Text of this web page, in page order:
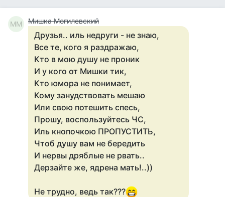
ММ Мишка Могилевский
Друзья.. иль недруги - не знаю,
Все те, кого я раздражаю,
Кто в мою душу не проник
И у кого от Мишки тик,
Кто юмора не понимает,
Кому занудствовать мешаю
Или свою потешить спесь,
Прошу, воспользуйтесь ЧС,
Иль кнопочкою ПРОПУСТИТЬ,
Чтоб душу вам не бередить
И нервы дряблые не рвать..
Дерзайте же, ядрена мать!..))
Не трудно, ведь так???